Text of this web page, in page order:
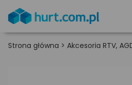
Strona główna > Akcesoria RTV,